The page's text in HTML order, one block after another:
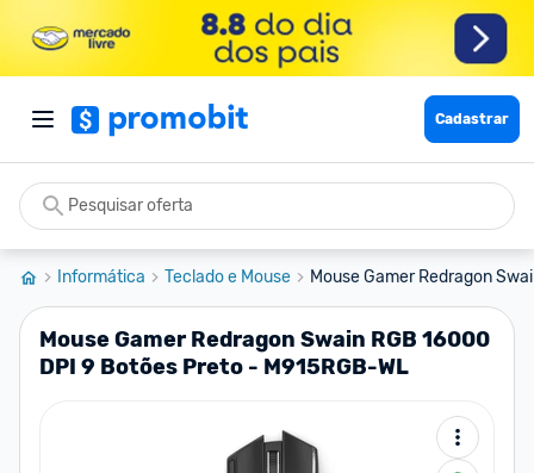
Cadastrar
Informática Teclado e Mouse Mouse Gamer Redragon
Mouse Gamer Redragon Swain RGB 16000
DPI 9 Botões Preto - M915RGB-WL